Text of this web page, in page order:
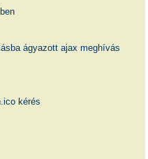
ágyazott ajax meghívás
kérés